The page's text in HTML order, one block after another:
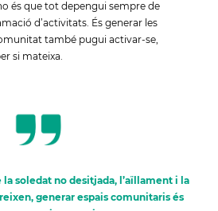
és que tot depengui sempre de
d’activitats. És generar les
també pugui activar-se,
si mateixa.
soledat no desitjada, l’aïllament i la
generar espais comunitaris és